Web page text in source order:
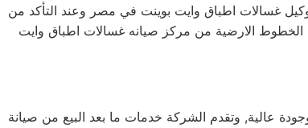
غسالات اطباق وايت بوينت في مصر وعند التأكد من
الخطوط الارضية من مركز صيانه غسالات اطباق وايت
عالية, وتقدم الشركة خدمات ما بعد البيع من صيانة